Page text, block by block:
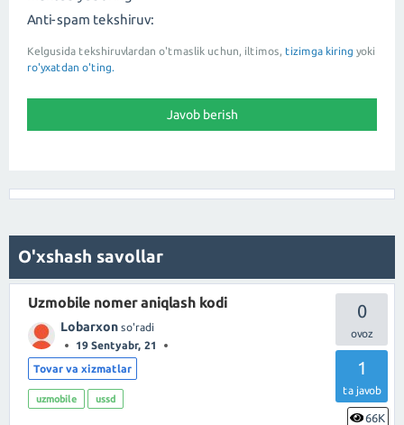
Anti-spam tekshiruv:
Kelgusida tekshiruvlardan o'tmaslik uchun, iltimos, tizimga kiring yoki
ro'yxatdan o'ting.
O'xshash savollar
0
1
ta javob
66K
Uzmobile nomer aniqlash kodi
Lobarxon so'radi
19 Sentyabr, 21
Tovar va xizmatlar
uzmobile ussd